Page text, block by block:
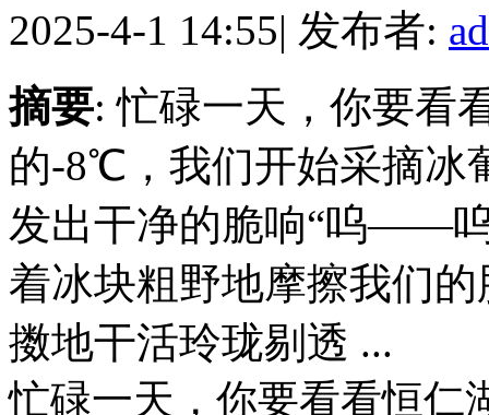
2025-4-1 14:55| 发布者:
摘要: 忙碌一天，你要看
的-8℃，我们开始采摘冰
发出干净的脆响“呜——
着冰块粗野地摩擦我们
擞地干活玲珑剔透 ...
忙碌一天，你要看看恒仁